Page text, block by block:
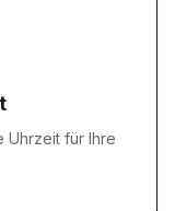
Uhrzeit für Ihre